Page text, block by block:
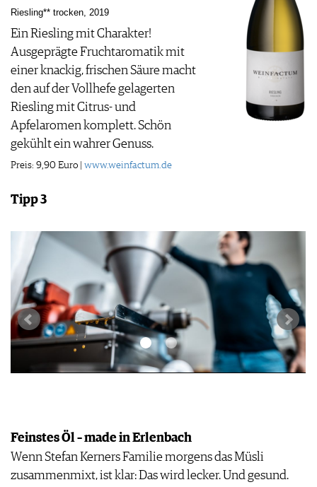
Riesling** trocken, 2019
Ein Riesling mit Charakter!
Ausgeprägte Fruchtaromatik mit
einer knackig, frischen Säure macht
den auf der Vollhefe gelagerten
Riesling mit Citrus- und
Apfelaromen komplett. Schön
gekühlt ein wahrer Genuss.
Preis: 9,90 Euro | www.weinfactum.de
Tipp 3
Feinstes Öl – made in Erlenbach
Wenn Stefan Kerners Familie morgens das Müsli
zusammenmixt, ist klar: Das wird lecker. Und gesund.